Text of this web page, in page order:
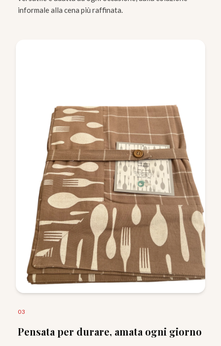
informale alla cena più raffinata.
03
Pensata per durare, amata ogni giorno